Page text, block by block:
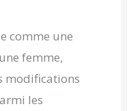
comme une
femme,
modifications
les